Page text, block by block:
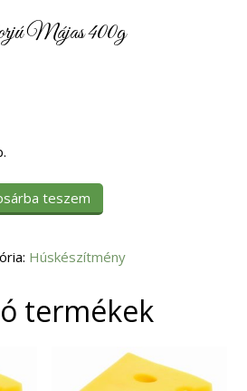
Májas 400g
teszem
Húskészítmény
termékek